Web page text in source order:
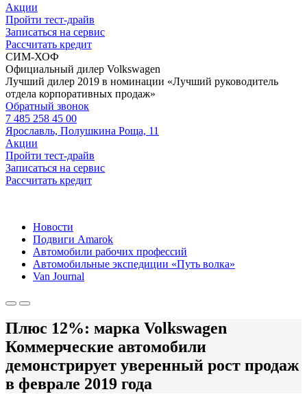
Акции
Пройти тест-драйв
Записаться на сервис
Рассчитать кредит
СИМ-ХОФ
Официальный дилер Volkswagen
Лучший дилер 2019 в номинации «Лучший руководитель
отдела корпоративных продаж»
Обратный звонок
7 485 258 45 00
Ярославль, Полушкина Роща, 11
Акции
Пройти тест-драйв
Записаться на сервис
Рассчитать кредит
Новости
Подвиги Amarok
Автомобили рабочих профессий
Автомобильные экспедиции «Путь волка»
Van Journal
Плюс 12%: марка Volkswagen
Коммерческие автомобили
демонстрирует уверенный рост продаж
в феврале 2019 года